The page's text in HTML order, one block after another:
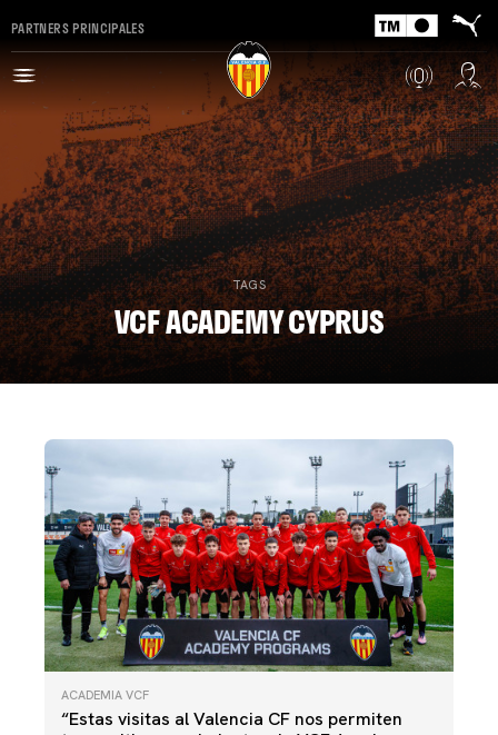
PARTNERS PRINCIPALES
TAGS
VCF ACADEMY CYPRUS
ACADEMIA VCF
“Estas visitas al Valencia CF nos permiten
ACADEMIA VCF